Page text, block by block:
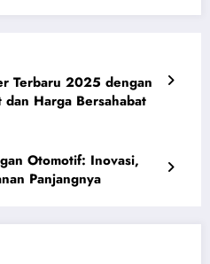
Terbaru 2025 dengan
Harga Bersahabat
Otomotif: Inovasi,
Panjangnya